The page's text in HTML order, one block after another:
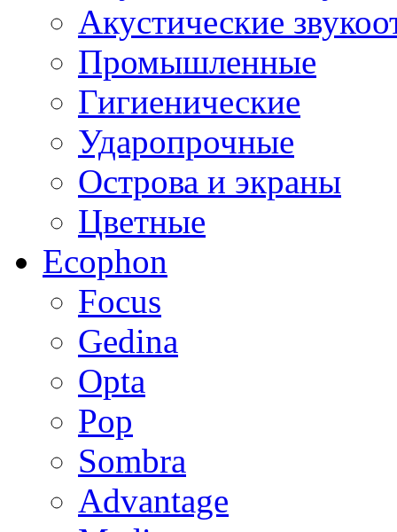
Акустические
Промышленные
Гигиенические
Ударопрочные
Острова и экраны
Цветные
Ecophon
Focus
Gedina
Opta
Pop
Sombra
Advantage